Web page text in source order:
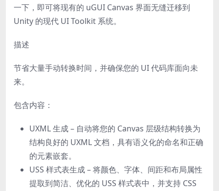
一下，即可将现有的 uGUI Canvas 界面无缝迁移到
Unity 的现代 UI Toolkit 系统。
描述
节省大量手动转换时间，并确保您的 UI 代码库面向未
来。
包含内容：
UXML 生成 – 自动将您的 Canvas 层级结构转换为
结构良好的 UXML 文档，具有语义化的命名和正确
的元素嵌套。
USS 样式表生成 – 将颜色、字体、间距和布局属性
提取到简洁、优化的 USS 样式表中，并支持 CSS